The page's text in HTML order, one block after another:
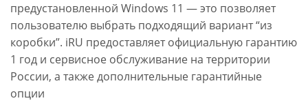
предустановленной Windows 11 — это позволяет
пользователю выбрать подходящий вариант “из
коробки”. iRU предоставляет официальную гарантию
1 год и сервисное обслуживание на территории
России, а также дополнительные гарантийные
опции